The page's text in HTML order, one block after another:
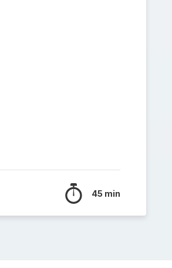
45 min